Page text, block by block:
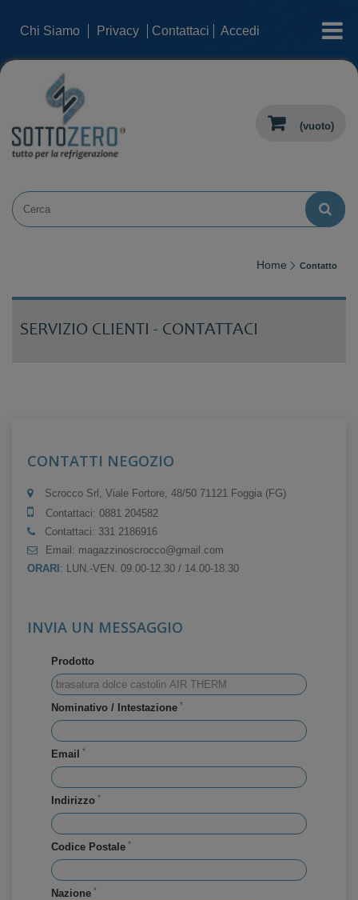
Chi Siamo Privacy Contattaci Accedi categorie
(vuoto)
Home Contatto
SERVIZIO CLIENTI - CONTATTACI
CONTATTI NEGOZIO
Scrocco Srl, Viale Fortore, 48/50 71121 Foggia (FG)
Contattaci: 0881 204582
Contattaci: 331 2186916
Email: magazzinoscrocco@gmail.com
ORARI : LUN.-VEN. 09.00-12.30 / 14.00-18.30
INVIA UN MESSAGGIO
Prodotto
Nominativo / Intestazione *
Email *
Indirizzo *
Codice Postale *
Nazione *